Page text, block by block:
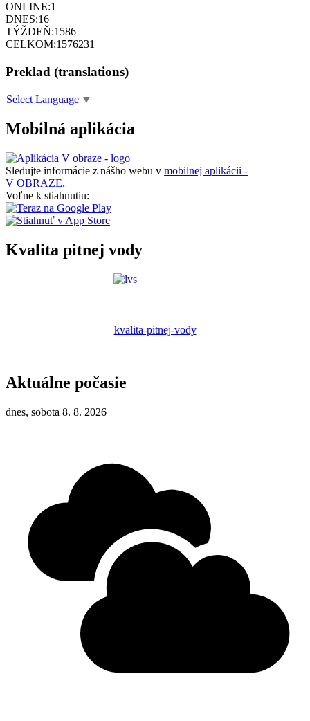
ONLINE:1
DNES:16
TÝŽDEŇ:1586
CELKOM:1576231
Preklad (translations)
Select Language ▼
Mobilná aplikácia
Sledujte informácie z nášho webu v mobilnej aplikácii -
V OBRAZE.
Voľne k stiahnutiu:
Kvalita pitnej vody
kvalita-pitnej-vody
Aktuálne počasie
dnes, sobota 8. 8. 2026